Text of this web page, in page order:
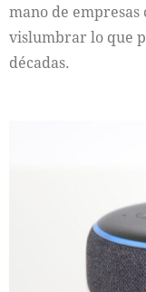
mano de empresas
vislumbrar lo que
décadas.